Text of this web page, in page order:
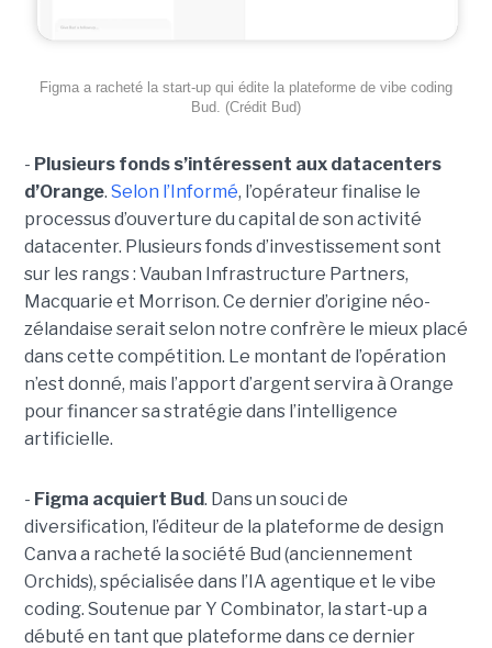
Figma a racheté la start-up qui édite la plateforme de vibe coding
Bud. (Crédit Bud)
- Plusieurs fonds s’intéressent aux datacenters
d’Orange. Selon l’Informé, l’opérateur finalise le
processus d’ouverture du capital de son activité
datacenter. Plusieurs fonds d’investissement sont
sur les rangs : Vauban Infrastructure Partners,
Macquarie et Morrison. Ce dernier d’origine néo-
zélandaise serait selon notre confrère le mieux placé
dans cette compétition. Le montant de l’opération
n’est donné, mais l’apport d’argent servira à Orange
pour financer sa stratégie dans l’intelligence
artificielle.
- Figma acquiert Bud. Dans un souci de
diversification, l’éditeur de la plateforme de design
Canva a racheté la société Bud (anciennement
Orchids), spécialisée dans l’IA agentique et le vibe
coding. Soutenue par Y Combinator, la start-up a
débuté en tant que plateforme dans ce dernier